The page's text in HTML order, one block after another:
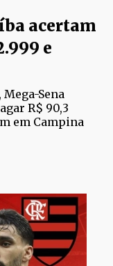
acertam
e
Sena
R$ 90,3
em Campina